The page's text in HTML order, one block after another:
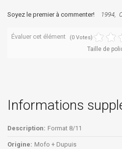
Soyez le premier à commenter! 1994
Évaluer cet élément (0 Votes)
Taille de
Informations
Description: Format 8/11
Origine: Mofo + Dupuis